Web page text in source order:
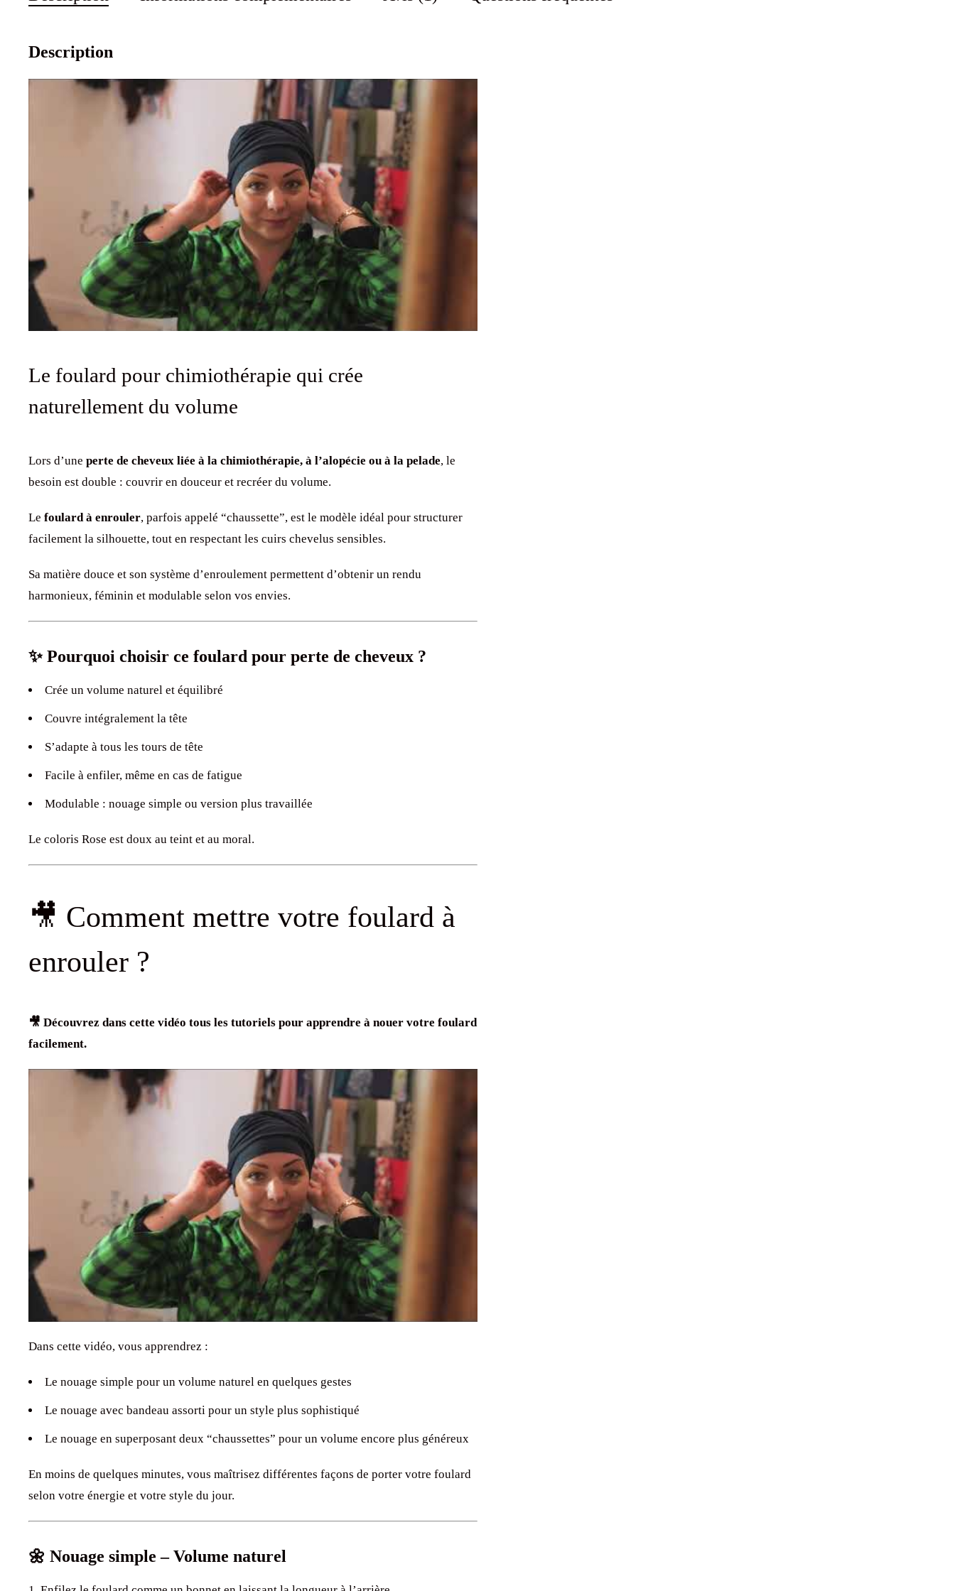
Description
Le foulard pour chimiothérapie qui crée
naturellement du volume
Lors d’une perte de cheveux liée à la chimiothérapie, à l’alopécie ou à la pelade, le
besoin est double : couvrir en douceur et recréer du volume.
Le foulard à enrouler, parfois appelé “chaussette”, est le modèle idéal pour structurer
facilement la silhouette, tout en respectant les cuirs chevelus sensibles.
Sa matière douce et son système d’enroulement permettent d’obtenir un rendu
harmonieux, féminin et modulable selon vos envies.
✨ Pourquoi choisir ce foulard pour perte de cheveux ?
Crée un volume naturel et équilibré
Couvre intégralement la tête
S’adapte à tous les tours de tête
Facile à enfiler, même en cas de fatigue
Modulable : nouage simple ou version plus travaillée
Le coloris Rose est doux au teint et au moral.
🎥 Comment mettre votre foulard à
enrouler ?
🎥 Découvrez dans cette vidéo tous les tutoriels pour apprendre à nouer votre foulard
facilement.
Dans cette vidéo, vous apprendrez :
Le nouage simple pour un volume naturel en quelques gestes
Le nouage avec bandeau assorti pour un style plus sophistiqué
Le nouage en superposant deux “chaussettes” pour un volume encore plus généreux
En moins de quelques minutes, vous maîtrisez différentes façons de porter votre foulard
selon votre énergie et votre style du jour.
🌼 Nouage simple – Volume naturel